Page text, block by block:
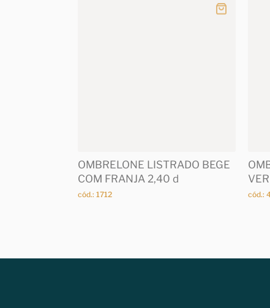
OMBRELONE LISTRADO BEGE
COM FRANJA 2,40 d
cód.: 1712 cód.: